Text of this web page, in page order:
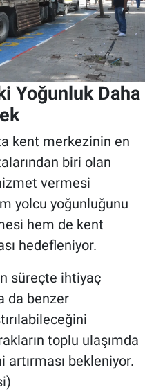
Yoğunluk Daha
kent merkezinin en
biri olan
vermesi
yolcu yoğunluğunu
hem de kent
hedefleniyor.
süreçte ihtiyaç
da benzer
toplu ulaşımda
bekleniyor.